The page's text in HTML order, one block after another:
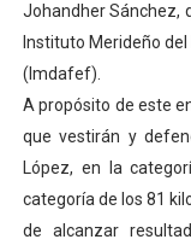
Gobernador
Plan Quirúrgico
Johandher Sánchez,
Instituto Merideño
(Imdafef).
A propósito de este
que vestirán y
López, en la
categoría de los 81
de alcanzar